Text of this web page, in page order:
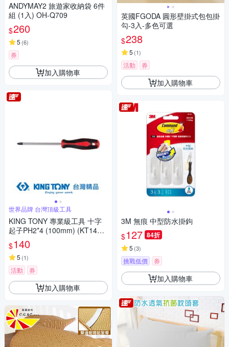
ANDYMAY2 旅遊家收納袋 6件
組 (1入) OH-Q709
$260
5 (6)
券
加入購物車
世界品牌 台灣頂級工具
KING TONY 專業級工具 十字
起子PH2*4 (100mm) (KT14A1
0204)
$140
5 (1)
活動 券
加入購物車
英國FGODA 圓形壁掛式包包掛
勾-3入-多色可選
$238
5 (1)
活動 券
加入購物車
3M 無痕 中型防水掛鉤
$127 84折
5 (3)
挑戰低價 券
加入購物車